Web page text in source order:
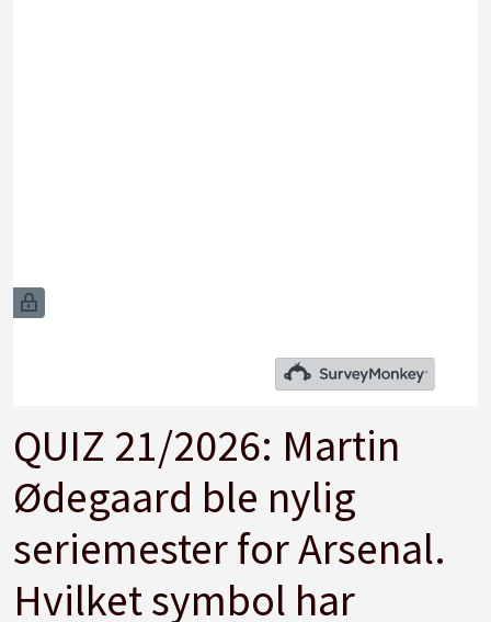
QUIZ 21/2026: Martin
Ødegaard ble nylig
seriemester for Arsenal.
Hvilket symbol har